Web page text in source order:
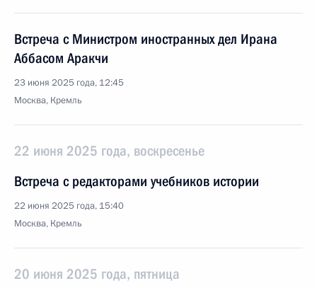
Встреча с Министром иностранных дел Ирана
Аббасом Аракчи
23 июня 2025 года, 12:45
Москва, Кремль
22 июня 2025 года, воскресенье
Встреча с редакторами учебников истории
22 июня 2025 года, 15:40
Москва, Кремль
20 июня 2025 года, пятница